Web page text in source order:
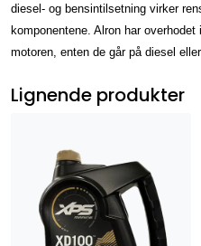
diesel- og bensintilsetning virker
komponentene. Alron har
motoren, enten de går på diesel
Lignende produkter